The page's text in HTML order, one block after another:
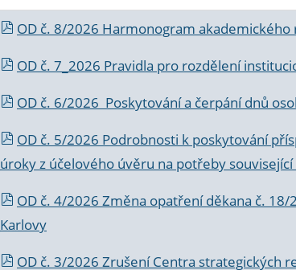
OD č. 8/2026 Harmonogram
OD č. 7_2026 Pravidla pro rozdělení
OD č. 6/2026 Poskytování a čerpání dnů
OD č. 5/2026 Podrobnosti k poskytování
úroky z účelového úvěru na potřeby
OD č. 4/2026 Změna opatření děkana č.
Karlovy
OD č. 3/2026 Zrušení Centra strategických